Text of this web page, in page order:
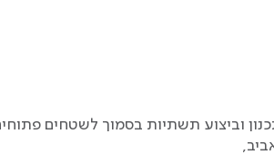
וביצוע תשתיות בסמוך לשטחים